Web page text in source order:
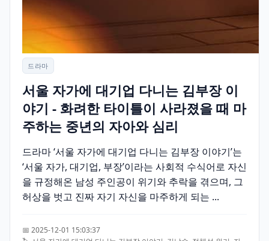
드라마
서울 자가에 대기업 다니는 김부장 이
야기 - 화려한 타이틀이 사라졌을 때 마
주하는 중년의 자아와 심리
드라마 ‘서울 자가에 대기업 다니는 김부장 이야기’는
‘서울 자가, 대기업, 부장’이라는 사회적 수식어로 자신
을 규정해온 남성 주인공이 위기와 추락을 겪으며, 그
허상을 벗고 진짜 자기 자신을 마주하게 되는 ...
📅 2025-12-01 15:03:37